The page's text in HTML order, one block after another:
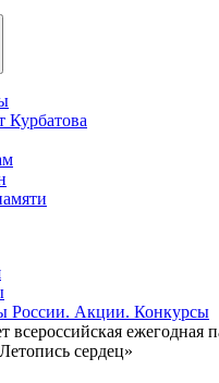
Курбатова
России. Акции. Конкурсы
всероссийская ежегодная
сердец»